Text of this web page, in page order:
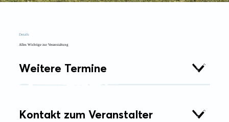
Details
Alles Wichtige zur Veranstaltung
Weitere Termine
Kontakt zum Veranstalter